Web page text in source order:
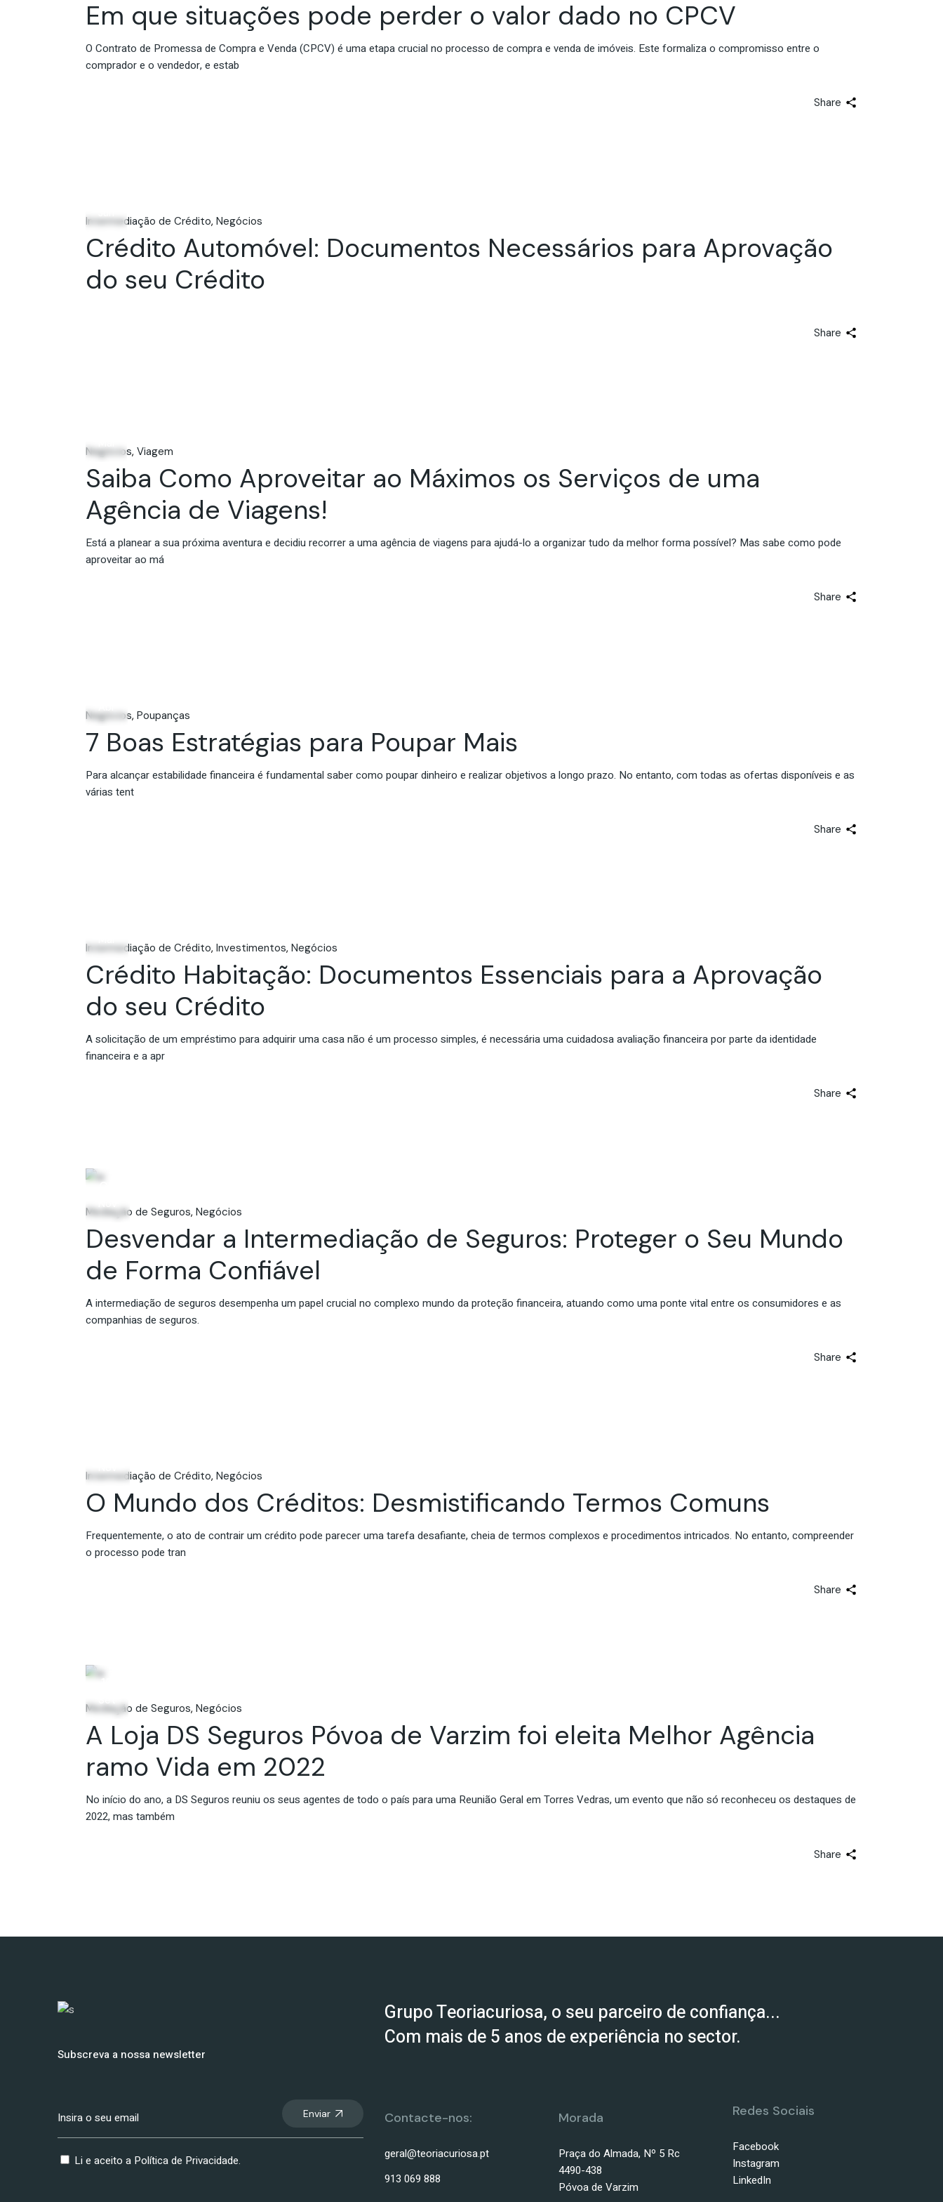
Em que situações pode perder o valor dado no CPCV
O Contrato de Promessa de Compra e Venda (CPCV) é uma etapa crucial no processo de compra e venda de imóveis. Este formaliza o compromisso entre o
comprador e o vendedor, e estab
Share
Intermediação de Crédito Negócios
Crédito Automóvel: Documentos Necessários para Aprovação
do seu Crédito
Share
Negócios Viagem
Saiba Como Aproveitar ao Máximos os Serviços de uma
Agência de Viagens!
Está a planear a sua próxima aventura e decidiu recorrer a uma agência de viagens para ajudá-lo a organizar tudo da melhor forma possível? Mas sabe como pode
aproveitar ao má
Share
Negócios Poupanças
7 Boas Estratégias para Poupar Mais
Para alcançar estabilidade financeira é fundamental saber como poupar dinheiro e realizar objetivos a longo prazo. No entanto, com todas as ofertas disponíveis e as
várias tent
Share
Intermediação de Crédito Investimentos Negócios
Crédito Habitação: Documentos Essenciais para a Aprovação
do seu Crédito
A solicitação de um empréstimo para adquirir uma casa não é um processo simples, é necessária uma cuidadosa avaliação financeira por parte da identidade
financeira e a apr
Share
06
Mediação de Seguros Negócios
Desvendar a Intermediação de Seguros: Proteger o Seu Mundo
de Forma Confiável
A intermediação de seguros desempenha um papel crucial no complexo mundo da proteção financeira, atuando como uma ponte vital entre os consumidores e as
companhias de seguros.
Share
Intermediação de Crédito Negócios
O Mundo dos Créditos: Desmistificando Termos Comuns
Frequentemente, o ato de contrair um crédito pode parecer uma tarefa desafiante, cheia de termos complexos e procedimentos intricados. No entanto, compreender
o processo pode tran
Share
15
Mediação de Seguros Negócios
A Loja DS Seguros Póvoa de Varzim foi eleita Melhor Agência
ramo Vida em 2022
No início do ano, a DS Seguros reuniu os seus agentes de todo o país para uma Reunião Geral em Torres Vedras, um evento que não só reconheceu os destaques de
2022, mas também
Share
Subscreva a nossa newsletter
Grupo Teoriacuriosa, o seu parceiro de confiança...
Com mais de 5 anos de experiência no sector.
Enviar
Li e aceito a Política de Privacidade.
Contacte-nos:
geral@teoriacuriosa.pt
913 069 888
Morada
Praça do Almada, Nº 5 Rc
4490-438
Póvoa de Varzim
Redes Sociais
Facebook
Instagram
LinkedIn